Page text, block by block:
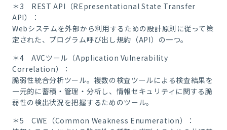
＊3 REST API（REpresentational State Transfer
API）：
Webシステムを外部から利用するための設計原則に従って策
定された、プログラム呼び出し規約（API）の一つ。
＊4 AVCツール（Application Vulnerability
Correlation）：
脆弱性統合分析ツール。複数の検査ツールによる検査結果を
一元的に蓄積・管理・分析し、情報セキュリティに関する脆
弱性の検出状況を把握するためのツール。
＊5 CWE（Common Weakness Enumeration）：